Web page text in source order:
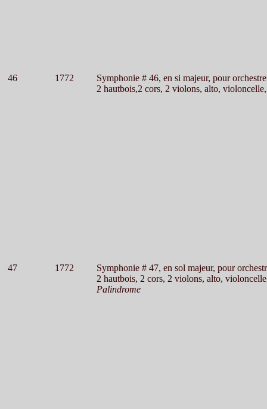
46 1772
Symphonie # 46, en si majeur, pour orchestre
2 hautbois,2 cors, 2 violons, alto, violoncelle,
47 1772
Symphonie # 47, en sol majeur, pour
2 hautbois, 2 cors, 2 violons, alto,
Palindrome